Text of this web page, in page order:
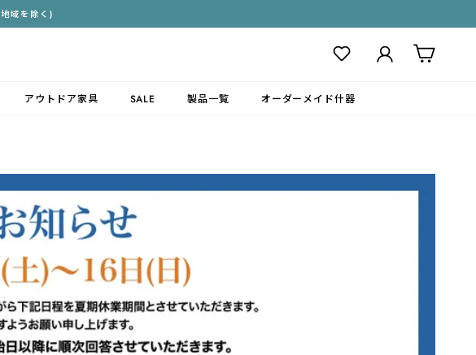
域を除く)
ログイン
アウトドア家具 SALE 製品一覧 オーダーメイド什器